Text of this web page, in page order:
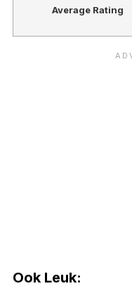
Average Rating
Ook Leuk: